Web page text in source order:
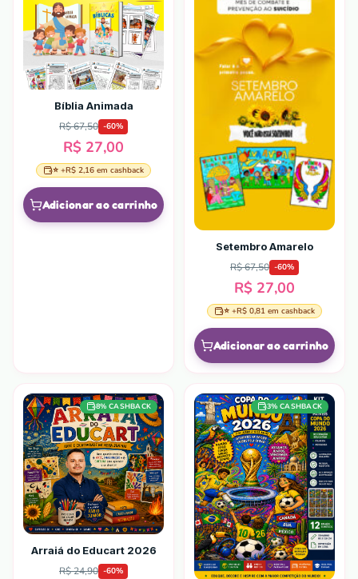
Bíblia Animada
R$ 67,50 -60%
R$ 27,00
⭐ +R$ 2,16 em cashback
Adicionar ao carrinho
Setembro Amarelo
R$ 67,50 -60%
R$ 27,00
⭐ +R$ 0,81 em cashback
Adicionar ao carrinho
8% CASHBACK
Arraiá do Educart 2026
R$ 24,90 -60%
3% CASHBACK